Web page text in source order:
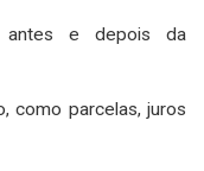
antes e depois da
como parcelas, juros